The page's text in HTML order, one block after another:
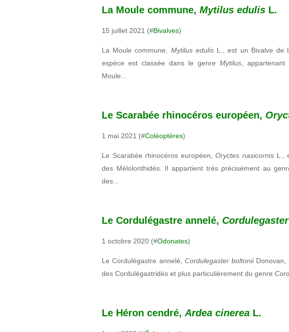
La Moule commune, Mytilus edulis L.
15 juillet 2021 (#Bivalves)
La Moule commune, Mytilus edulis L., est un Bivalve de
espèce est classée dans le genre Mytilus ,
Moule...
Le Scarabée rhinocéros européen,
1 mai 2021 (#Coléoptères)
Le Scarabée rhinocéros européen,Oryctes nasicornis L.,
des Mélolonthidés. Il appartient très précisément au
des...
Le Cordulégastre annelé,
1 octobre 2020 (#Odonates)
Le Cordulégastre annelé, Cordulegaster boltonii
des Cordulégastridés et plus particulièrement du genre
Le Héron cendré, Ardea cinerea L.